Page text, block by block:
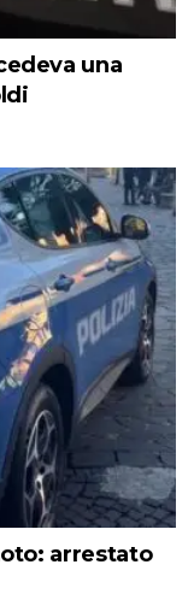
una
arrestato